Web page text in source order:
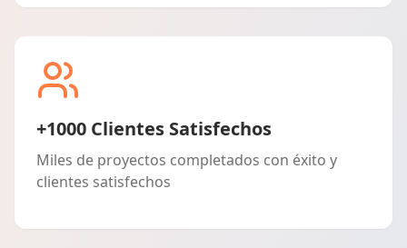
+1000 Clientes Satisfechos
Miles de proyectos completados con éxito y
clientes satisfechos